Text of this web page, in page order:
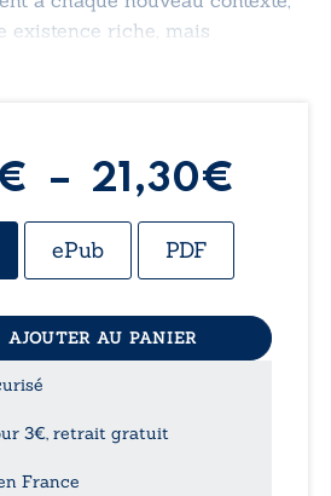
existence riche, mais
– 21,30€
de
ePub PDF
AJOUTER AU PANIER
3€, retrait gratuit
France